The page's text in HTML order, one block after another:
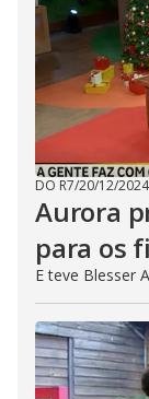
DO R7/20/12/2024
Aurora
para os
E teve Blesser